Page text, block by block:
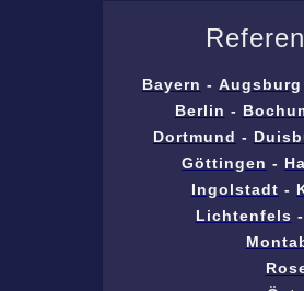
Bayern - Augsburg
Berlin -
Dortmund -
Göttingen -
Ingolstadt -
Lichtenfels -